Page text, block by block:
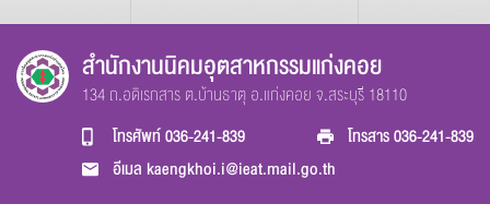
สำนักงานนิคมอุตสาหกรรมแก่งคอย
134 ถ.อดิเรกสาร ต.บ้านธาตุ อ.แก่งคอย จ.สระบุรี 18110
โทรศัพท์036-241-839 โทรสาร036-241-839
อีเมล kaengkhoi.i@ieat.mail.go.th